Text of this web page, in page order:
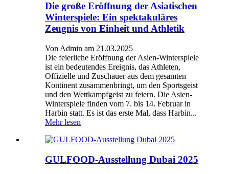
Die große Eröffnung der Asiatischen
Winterspiele: Ein spektakuläres
Zeugnis von Einheit und Athletik
Von Admin am 21.03.2025
Die feierliche Eröffnung der Asien-Winterspiele
ist ein bedeutendes Ereignis, das Athleten,
Offizielle und Zuschauer aus dem gesamten
Kontinent zusammenbringt, um den Sportsgeist
und den Wettkampfgeist zu feiern. Die Asien-
Winterspiele finden vom 7. bis 14. Februar in
Harbin statt. Es ist das erste Mal, dass Harbin...
Mehr lesen
GULFOOD-Ausstellung Dubai 2025